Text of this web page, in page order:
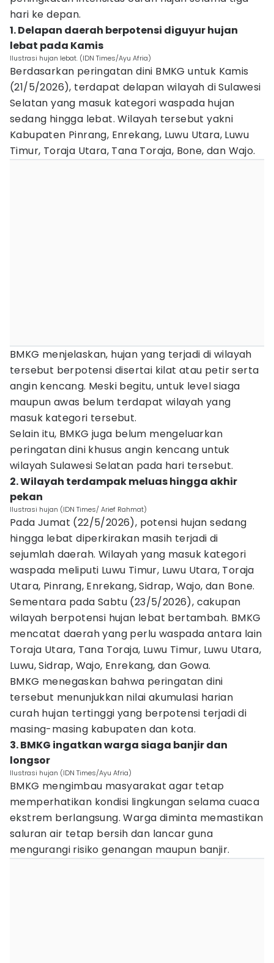
hari ke depan.
1. Delapan daerah berpotensi diguyur hujan
lebat pada Kamis
Ilustrasi hujan lebat. (IDN Times/Ayu Afria)
Berdasarkan peringatan dini BMKG untuk Kamis
(21/5/2026), terdapat delapan wilayah di Sulawesi
Selatan yang masuk kategori waspada hujan
sedang hingga lebat. Wilayah tersebut yakni
Kabupaten Pinrang, Enrekang, Luwu Utara, Luwu
Timur, Toraja Utara, Tana Toraja, Bone, dan Wajo.
BMKG menjelaskan, hujan yang terjadi di wilayah
tersebut berpotensi disertai kilat atau petir serta
angin kencang. Meski begitu, untuk level siaga
maupun awas belum terdapat wilayah yang
masuk kategori tersebut.
Selain itu, BMKG juga belum mengeluarkan
peringatan dini khusus angin kencang untuk
wilayah Sulawesi Selatan pada hari tersebut.
2. Wilayah terdampak meluas hingga akhir
pekan
Ilustrasi hujan (IDN Times/ Arief Rahmat)
Pada Jumat (22/5/2026), potensi hujan sedang
hingga lebat diperkirakan masih terjadi di
sejumlah daerah. Wilayah yang masuk kategori
waspada meliputi Luwu Timur, Luwu Utara, Toraja
Utara, Pinrang, Enrekang, Sidrap, Wajo, dan Bone.
Sementara pada Sabtu (23/5/2026), cakupan
wilayah berpotensi hujan lebat bertambah. BMKG
mencatat daerah yang perlu waspada antara lain
Toraja Utara, Tana Toraja, Luwu Timur, Luwu Utara,
Luwu, Sidrap, Wajo, Enrekang, dan Gowa.
BMKG menegaskan bahwa peringatan dini
tersebut menunjukkan nilai akumulasi harian
curah hujan tertinggi yang berpotensi terjadi di
masing-masing kabupaten dan kota.
3. BMKG ingatkan warga siaga banjir dan
longsor
Ilustrasi hujan (IDN Times/Ayu Afria)
BMKG mengimbau masyarakat agar tetap
memperhatikan kondisi lingkungan selama cuaca
ekstrem berlangsung. Warga diminta memastikan
saluran air tetap bersih dan lancar guna
mengurangi risiko genangan maupun banjir.